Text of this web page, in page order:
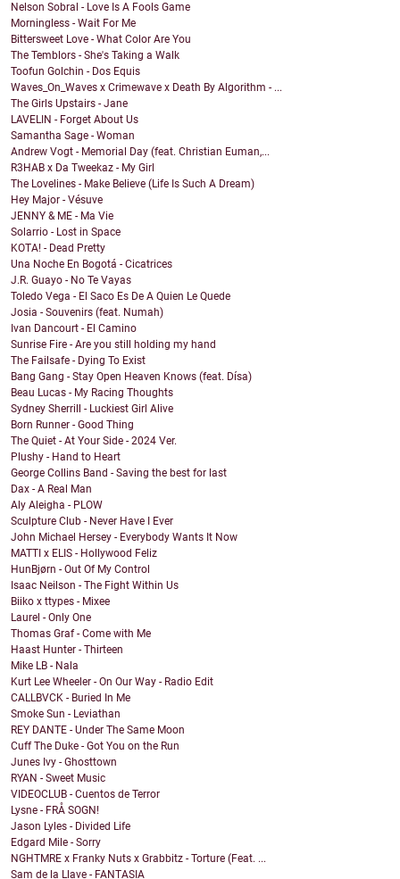
Nelson Sobral - Love Is A Fools Game
Morningless - Wait For Me
Bittersweet Love - What Color Are You
The Temblors - She's Taking a Walk
Toofun Golchin - Dos Equis
Waves_On_Waves x Crimewave x Death By Algorithm - ...
The Girls Upstairs - Jane
LAVELIN - Forget About Us
Samantha Sage - Woman
Andrew Vogt - Memorial Day (feat. Christian Euman,...
R3HAB x Da Tweekaz - My Girl
The Lovelines - Make Believe (Life Is Such A Dream)
Hey Major - Vésuve
JENNY & ME - Ma Vie
Solarrio - Lost in Space
KOTA! - Dead Pretty
Una Noche En Bogotá - Cicatrices
J.R. Guayo - No Te Vayas
Toledo Vega - El Saco Es De A Quien Le Quede
Josia - Souvenirs (feat. Numah)
Ivan Dancourt - El Camino
Sunrise Fire - Are you still holding my hand
The Failsafe - Dying To Exist
Bang Gang - Stay Open Heaven Knows (feat. Dísa)
Beau Lucas - My Racing Thoughts
Sydney Sherrill - Luckiest Girl Alive
Born Runner - Good Thing
The Quiet - At Your Side - 2024 Ver.
Plushy - Hand to Heart
George Collins Band - Saving the best for last
Dax - A Real Man
Aly Aleigha - PLOW
Sculpture Club - Never Have I Ever
John Michael Hersey - Everybody Wants It Now
MATTI x ELIS - Hollywood Feliz
HunBjørn - Out Of My Control
Isaac Neilson - The Fight Within Us
Biiko x ttypes - Mixee
Laurel - Only One
Thomas Graf - Come with Me
Haast Hunter - Thirteen
Mike LB - Nala
Kurt Lee Wheeler - On Our Way - Radio Edit
CALLBVCK - Buried In Me
Smoke Sun - Leviathan
REY DANTE - Under The Same Moon
Cuff The Duke - Got You on the Run
Junes Ivy - Ghosttown
RYAN - Sweet Music
VIDEOCLUB - Cuentos de Terror
Lysne - FRÅ SOGN!
Jason Lyles - Divided Life
Edgard Mile - Sorry
NGHTMRE x Franky Nuts x Grabbitz - Torture (Feat. ...
Sam de la Llave - FANTASIA